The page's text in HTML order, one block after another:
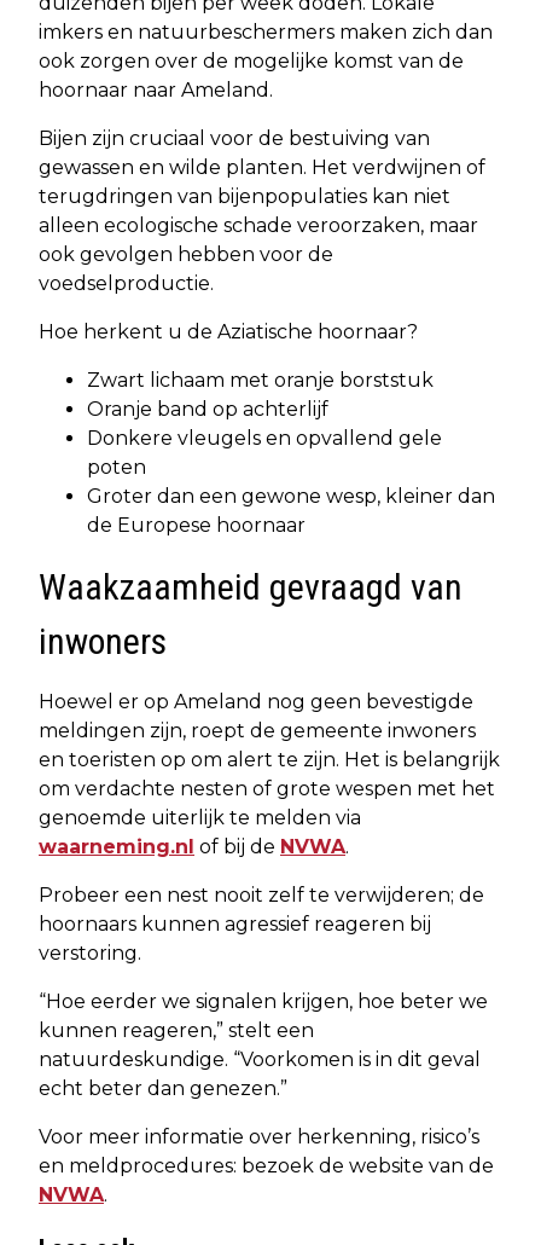
imkers en natuurbeschermers maken zich dan
ook zorgen over de mogelijke komst van de
hoornaar naar Ameland.
Bijen zijn cruciaal voor de bestuiving van
gewassen en wilde planten. Het verdwijnen of
terugdringen van bijenpopulaties kan niet
alleen ecologische schade veroorzaken, maar
ook gevolgen hebben voor de
voedselproductie.
Hoe herkent u de Aziatische hoornaar?
Zwart lichaam met oranje borststuk
Oranje band op achterlijf
Donkere vleugels en opvallend gele
poten
Groter dan een gewone wesp, kleiner dan
de Europese hoornaar
Waakzaamheid gevraagd van
inwoners
Hoewel er op Ameland nog geen bevestigde
meldingen zijn, roept de gemeente inwoners
en toeristen op om alert te zijn. Het is belangrijk
om verdachte nesten of grote wespen met het
genoemde uiterlijk te melden via
waarneming.nl of bij de NVWA.
Probeer een nest nooit zelf te verwijderen; de
hoornaars kunnen agressief reageren bij
verstoring.
“Hoe eerder we signalen krijgen, hoe beter we
kunnen reageren,” stelt een
natuurdeskundige. “Voorkomen is in dit geval
echt beter dan genezen.”
Voor meer informatie over herkenning, risico’s
en meldprocedures: bezoek de website van de
NVWA.